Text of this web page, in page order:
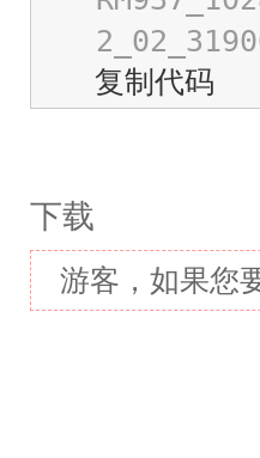
复制代码
下载
游客，如果您